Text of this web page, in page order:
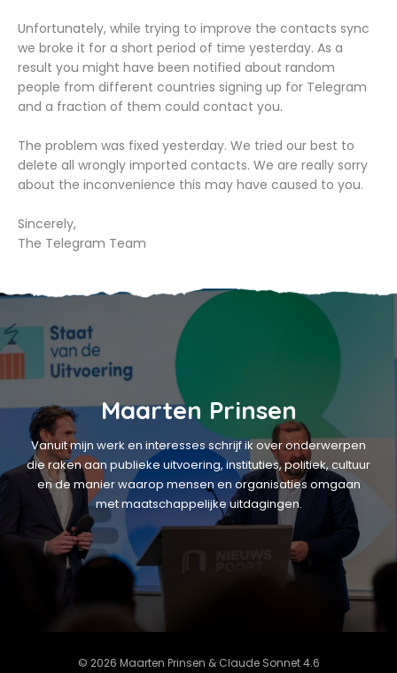
Unfortunately, while trying to improve the contacts sync
we broke it for a short period of time yesterday. As a
result you might have been notified about random
people from different countries signing up for Telegram
and a fraction of them could contact you.
The problem was fixed yesterday. We tried our best to
delete all wrongly imported contacts. We are really sorry
about the inconvenience this may have caused to you.
Sincerely,
The Telegram Team
Maarten Prinsen
Vanuit mijn werk en interesses schrijf ik over onderwerpen
die raken aan publieke uitvoering, instituties, politiek, cultuur
en de manier waarop mensen en organisaties omgaan
met maatschappelijke uitdagingen.
© 2026 Maarten Prinsen & Claude Sonnet 4.6